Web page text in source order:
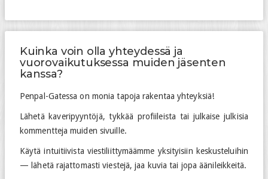
Kuinka voin olla yhteydessä ja
vuorovaikutuksessa muiden jäsenten
kanssa?
Penpal-Gatessa on monia tapoja rakentaa yhteyksiä!
Lähetä kaveripyyntöjä, tykkää profiileista tai julkaise julkisia
kommentteja muiden sivuille.
Käytä intuitiivista viestiliittymäämme yksityisiin keskusteluihin
— lähetä rajattomasti viestejä, jaa kuvia tai jopa äänileikkeitä.